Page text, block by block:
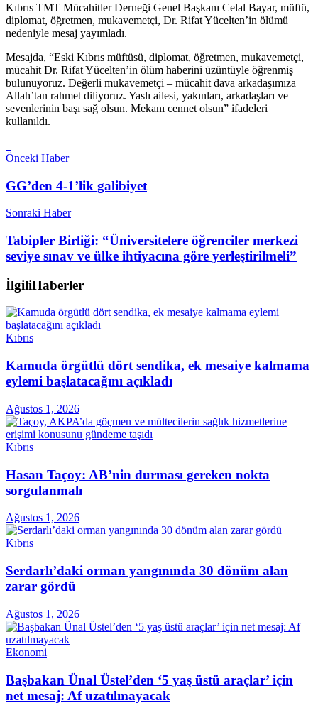
Kıbrıs TMT Mücahitler Derneği Genel Başkanı Celal Bayar, müftü,
diplomat, öğretmen, mukavemetçi, Dr. Rifat Yücelten’in ölümü
nedeniyle mesaj yayımladı.
Mesajda, “Eski Kıbrıs müftüsü, diplomat, öğretmen, mukavemetçi,
mücahit Dr. Rifat Yücelten’in ölüm haberini üzüntüyle öğrenmiş
bulunuyoruz. Değerli mukavemetçi – mücahit dava arkadaşımıza
Allah’tan rahmet diliyoruz. Yaslı ailesi, yakınları, arkadaşları ve
sevenlerinin başı sağ olsun. Mekanı cennet olsun” ifadeleri
kullanıldı.
Önceki Haber
GG’den 4-1’lik galibiyet
Sonraki Haber
Tabipler Birliği: “Üniversitelere öğrenciler merkezi
seviye sınav ve ülke ihtiyacına göre yerleştirilmeli”
İlgiliHaberler
Kıbrıs
Kamuda örgütlü dört sendika, ek mesaiye kalmama
eylemi başlatacağını açıkladı
Ağustos 1, 2026
Kıbrıs
Hasan Taçoy: AB’nin durması gereken nokta
sorgulanmalı
Ağustos 1, 2026
Kıbrıs
Serdarlı’daki orman yangınında 30 dönüm alan
zarar gördü
Ağustos 1, 2026
Ekonomi
Başbakan Ünal Üstel’den ‘5 yaş üstü araçlar’ için
net mesaj: Af uzatılmayacak